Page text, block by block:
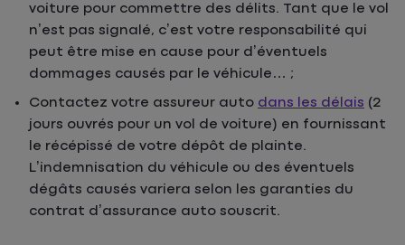
voiture pour commettre des délits. Tant que le vol
n’est pas signalé, c’est votre responsabilité qui
peut être mise en cause pour d’éventuels
dommages causés par le véhicule… ;
Contactez votre assureur auto dans les délais (2
jours ouvrés pour un vol de voiture) en fournissant
le récépissé de votre dépôt de plainte.
L’indemnisation du véhicule ou des éventuels
dégâts causés variera selon les garanties du
contrat d’assurance auto souscrit.